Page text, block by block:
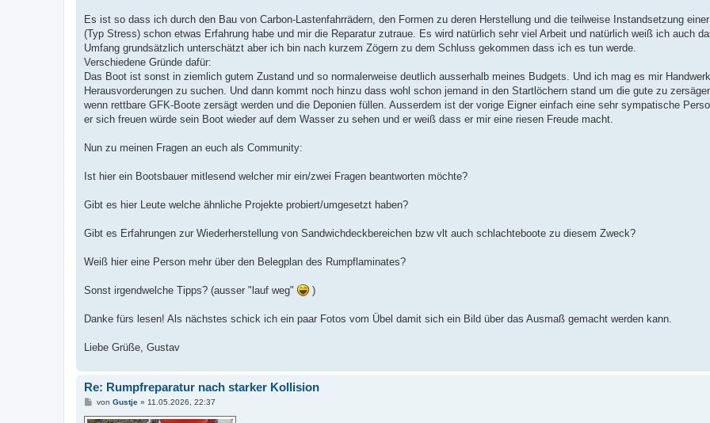
Es ist so dass ich durch den Bau von Carbon-Lastenfahrrädern, den Formen zu deren Herstellung und die teilweise Instandsetzung
(Typ Stress) schon etwas Erfahrung habe und mir die Reparatur zutraue. Es wird natürlich sehr viel Arbeit und natürlich weiß ich auch
Umfang grundsätzlich unterschätzt aber ich bin nach kurzem Zögern zu dem Schluss gekommen dass ich es tun werde.
Verschiedene Gründe dafür:
Das Boot ist sonst in ziemlich gutem Zustand und so normalerweise deutlich ausserhalb meines Budgets. Und ich mag es mir
Herausvorderungen zu suchen. Und dann kommt noch hinzu dass wohl schon jemand in den Startlöchern stand um die gute zu
wenn rettbare GFK-Boote zersägt werden und die Deponien füllen. Ausserdem ist der vorige Eigner einfach eine sehr sympatische
er sich freuen würde sein Boot wieder auf dem Wasser zu sehen und er weiß dass er mir eine riesen Freude macht.
Nun zu meinen Fragen an euch als Community:
Ist hier ein Bootsbauer mitlesend welcher mir ein/zwei Fragen beantworten möchte?
Gibt es hier Leute welche ähnliche Projekte probiert/umgesetzt haben?
Gibt es Erfahrungen zur Wiederherstellung von Sandwichdeckbereichen bzw vlt auch schlachteboote zu diesem Zweck?
Weiß hier eine Person mehr über den Belegplan des Rumpflaminates?
Sonst irgendwelche Tipps? (ausser "lauf weg" )
Danke fürs lesen! Als nächstes schick ich ein paar Fotos vom Übel damit sich ein Bild über das Ausmaß gemacht werden kann.
Liebe Grüße, Gustav
Re: Rumpfreparatur nach starker Kollision
B
i
von Gustje» 11.05.2026, 22:37